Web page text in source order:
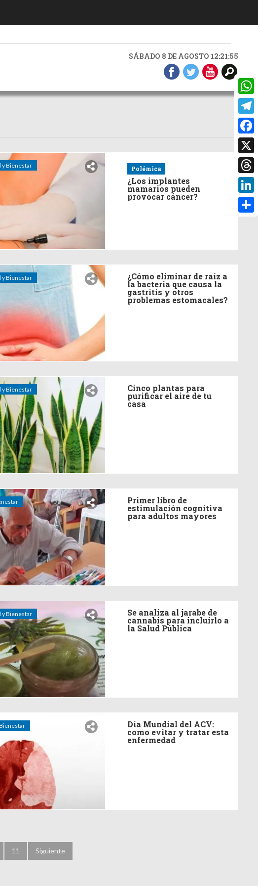
SÁBADO 8 DE AGOSTO 12:21:56
y Bienestar Polémica
¿Los implantes
mamarios pueden
provocar cáncer?
y Bienestar ¿Cómo eliminar de raíz a
la bacteria que causa la
gastritis y otros
problemas estomacales?
y Bienestar Cinco plantas para
purificar el aire de tu
casa
Primer libro de
estimulación cognitiva
para adultos mayores
y Bienestar Se analiza al jarabe de
cannabis para incluírlo a
la Salud Pública
Día Mundial del ACV:
como evitar y tratar esta
enfermedad
11 Siguiente
X